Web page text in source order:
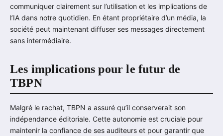
communiquer clairement sur l’utilisation et les implications de
l’IA dans notre quotidien. En étant propriétaire d’un média, la
société peut maintenant diffuser ses messages directement
sans intermédiaire.
Les implications pour le futur de
TBPN
Malgré le rachat, TBPN a assuré qu’il conserverait son
indépendance éditoriale. Cette autonomie est cruciale pour
maintenir la confiance de ses auditeurs et pour garantir que